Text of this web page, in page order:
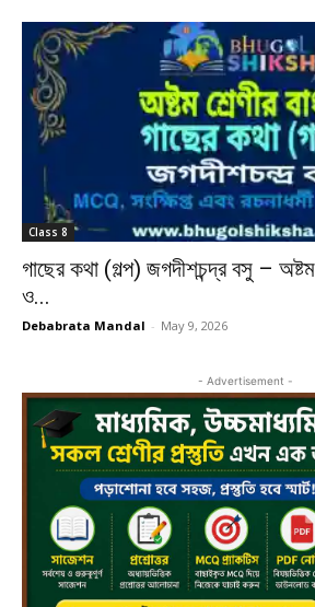
Class 8
গাছের কথা (গল্প) জগদীশচন্দ্র বসু –
ও...
Debabrata Mandal - May 9, 2026
- Advertisement -